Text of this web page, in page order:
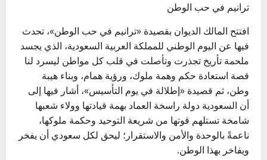
ترانيم في حب الوطن
افتتح المالك الديوان بقصيدة «ترانيم في حب الوطن»، تحدث
فيها عن اليوم الوطني للمملكة العربية السعودية، الذي يجسد
ملحمة تأريخ تجذرت وتأصلت في قلب كل مواطن ليسرد لنا
قصة استعادة حكم وهمة ملوك، ورؤية همام، وبناء هيبة
وطن، ثم قصيدة «إطلالة في يوم التأسيس»، أشار فيها إلى
أن السعودية دولة راسخة العماد بهمة قيادتها وولاء شعبها
شامخة تستلهم قوتها من شريعة التوحيد وحكمة ملوكها،
ناعمةً بالوحدة والأمن والاستقرار؛ ليحق لكل سعودي أن يفخر
ويفاخر بهذا الوطن.